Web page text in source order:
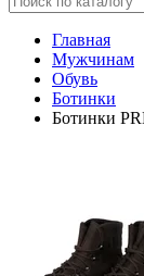
Главная
Мужчинам
Обувь
Ботинки
Ботинки